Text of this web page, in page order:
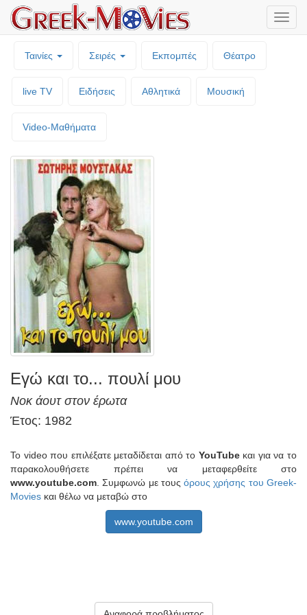
Ταινίες Σειρές Εκπομπές Θέατρο
live TV Ειδήσεις Αθλητικά Μουσική
Video-Mαθήματα
Εγώ και το... πουλί μου
Νοκ άουτ στον έρωτα
Έτος: 1982
Το video που επιλέξατε μεταδίδεται από το YouTubeκαι για να το
παρακολουθήσετε πρέπει να μεταφερθείτε στο
www.youtube.com . Συμφωνώ με τουςόρους χρήσης του Greek-
Movies και θέλω να μεταβώ στο
www.youtube.com